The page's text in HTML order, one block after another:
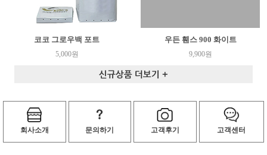
코코 그로우백 포트
5,000원
우든 휀스 900 화이트
9,900원
회사소개 문의하기 고객후기 고객센터